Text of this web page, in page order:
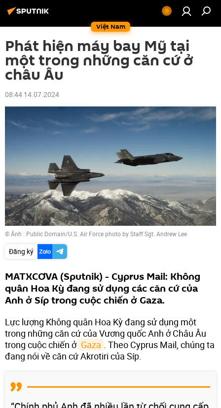
Việt Nam
Phát hiện máy bay Mỹ tại
một trong những căn cứ ở
châu Âu
08:44 14.07.2024
© Ảnh : Public Domain/U.S. Air Force photo by Staff Sgt. Andrew Lee
Đăng ký
MATXCƠVA (Sputnik) - Cyprus Mail: Không
quân Hoa Kỳ đang sử dụng các căn cứ của
Anh ở Síp trong cuộc chiến ở Gaza.
Lực lượng Không quân Hoa Kỳ đang sử dụng một
trong những căn cứ của Vương quốc Anh ở Châu Âu
trong cuộc chiến ở Gaza
. Theo Cyprus Mail, chúng ta
đang nói về căn cứ Akrotiri của Síp.